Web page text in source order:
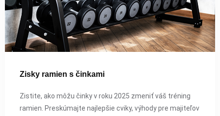
Zisky ramien s činkami
Zistite, ako môžu činky v roku 2025 zmeniť váš tréning
ramien. Preskúmajte najlepšie cviky, výhody pre majiteľov